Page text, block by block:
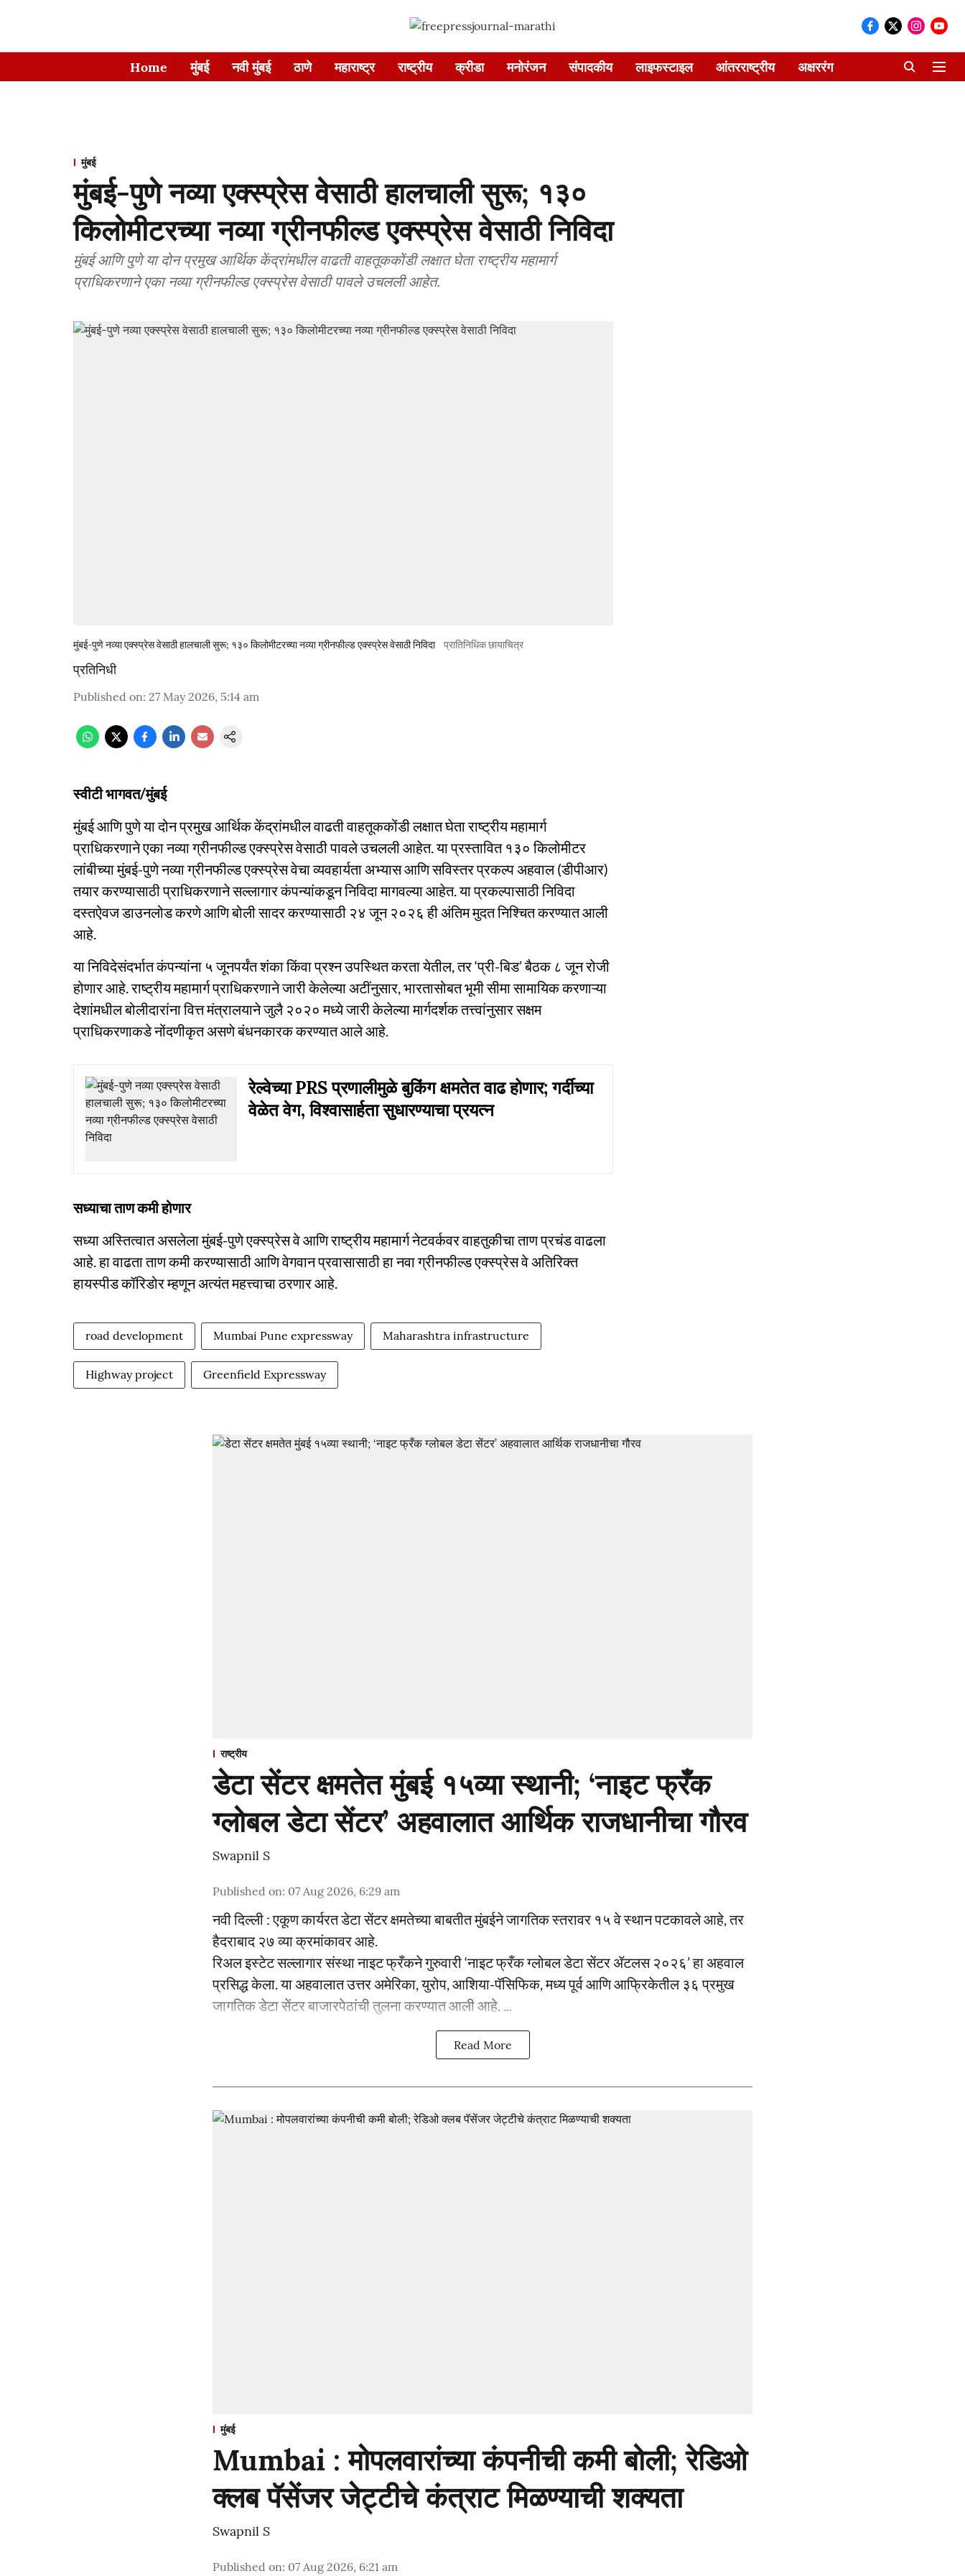
Home मुंबई नवी मुंबई ठाणे महाराष्ट्र राष्ट्रीय क्रीडा मनोरंजन संपादकीय लाइफस्टाइल आंतरराष्ट्रीय अक्षररंग
मुंबई
मुंबई-पुणे नव्या एक्स्प्रेस वेसाठी हालचाली सुरू; १३०
किलोमीटरच्या नव्या ग्रीनफील्ड एक्स्प्रेस वेसाठी निविदा
मुंबई आणि पुणे या दोन प्रमुख आर्थिक केंद्रांमधील वाढती वाहतूककोंडी लक्षात घेता राष्ट्रीय महामार्ग
प्राधिकरणाने एका नव्या ग्रीनफील्ड एक्स्प्रेस वेसाठी पावले उचलली आहेत.
मुंबई-पुणे नव्या एक्स्प्रेस वेसाठी हालचाली सुरू; १३० किलोमीटरच्या नव्या ग्रीनफील्ड एक्स्प्रेस वेसाठी निविदा प्रातिनिधिक छायाचित्र
प्रतिनिधी
Published on: 27 May 2026, 5:14 am
स्वीटी भागवत/मुंबई
मुंबई आणि पुणे या दोन प्रमुख आर्थिक केंद्रांमधील वाढती वाहतूककोंडी लक्षात घेता राष्ट्रीय महामार्ग
प्राधिकरणाने एका नव्या ग्रीनफील्ड एक्स्प्रेस वेसाठी पावले उचलली आहेत. या प्रस्तावित १३० किलोमीटर
लांबीच्या मुंबई-पुणे नव्या ग्रीनफील्ड एक्स्प्रेस वेचा व्यवहार्यता अभ्यास आणि सविस्तर प्रकल्प अहवाल (डीपीआर)
तयार करण्यासाठी प्राधिकरणाने सल्लागार कंपन्यांकडून निविदा मागवल्या आहेत. या प्रकल्पासाठी निविदा
दस्तऐवज डाउनलोड करणे आणि बोली सादर करण्यासाठी २४ जून २०२६ ही अंतिम मुदत निश्चित करण्यात आली
आहे.
या निविदेसंदर्भात कंपन्यांना ५ जूनपर्यंत शंका किंवा प्रश्न उपस्थित करता येतील, तर ‘प्री-बिड’ बैठक ८ जून रोजी
होणार आहे. राष्ट्रीय महामार्ग प्राधिकरणाने जारी केलेल्या अटींनुसार, भारतासोबत भूमी सीमा सामायिक करणाऱ्या
देशांमधील बोलीदारांना वित्त मंत्रालयाने जुलै २०२० मध्ये जारी केलेल्या मार्गदर्शक तत्त्वांनुसार सक्षम
प्राधिकरणाकडे नोंदणीकृत असणे बंधनकारक करण्यात आले आहे.
रेल्वेच्या PRS प्रणालीमुळे बुकिंग क्षमतेत वाढ होणार; गर्दीच्या
वेळेत वेग, विश्वासार्हता सुधारण्याचा प्रयत्न
सध्याचा ताण कमी होणार
सध्या अस्तित्वात असलेला मुंबई-पुणे एक्स्प्रेस वे आणि राष्ट्रीय महामार्ग नेटवर्कवर वाहतुकीचा ताण प्रचंड वाढला
आहे. हा वाढता ताण कमी करण्यासाठी आणि वेगवान प्रवासासाठी हा नवा ग्रीनफील्ड एक्स्प्रेस वे अतिरिक्त
हायस्पीड कॉरिडोर म्हणून अत्यंत महत्त्वाचा ठरणार आहे.
road development Mumbai Pune expressway Maharashtra infrastructure
Highway project Greenfield Expressway
राष्ट्रीय
डेटा सेंटर क्षमतेत मुंबई १५व्या स्थानी; ‘नाइट फ्रँक
ग्लोबल डेटा सेंटर’ अहवालात आर्थिक राजधानीचा गौरव
Swapnil S
Published on: 07 Aug 2026, 6:29 am
नवी दिल्ली : एकूण कार्यरत डेटा सेंटर क्षमतेच्या बाबतीत मुंबईने जागतिक स्तरावर १५ वे स्थान पटकावले आहे, तर
हैदराबाद २७ व्या क्रमांकावर आहे.
रिअल इस्टेट सल्लागार संस्था नाइट फ्रँकने गुरुवारी ‘नाइट फ्रँक ग्लोबल डेटा सेंटर ॲटलस २०२६’ हा अहवाल
प्रसिद्ध केला. या अहवालात उत्तर अमेरिका, युरोप, आशिया-पॅसिफिक, मध्य पूर्व आणि आफ्रिकेतील ३६ प्रमुख
जागतिक डेटा सेंटर बाजारपेठांची तुलना करण्यात आली आहे. ...
Read More
मुंबई
Mumbai : मोपलवारांच्या कंपनीची कमी बोली; रेडिओ
क्लब पॅसेंजर जेट्टीचे कंत्राट मिळण्याची शक्यता
Swapnil S
Published on: 07 Aug 2026, 6:21 am